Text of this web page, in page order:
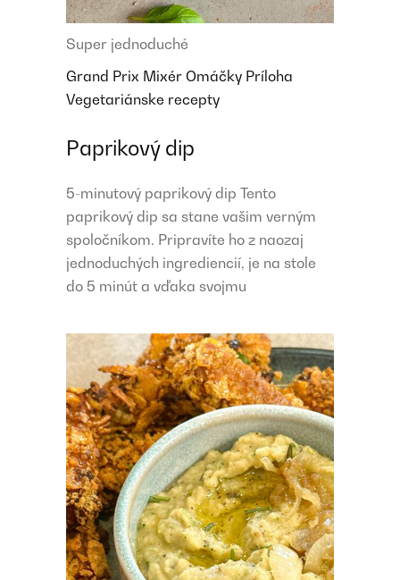
Super jednoduché
Grand Prix Mixér Omáčky Príloha
Vegetariánske recepty
Paprikový dip
5-minutový paprikový dip Tento
paprikový dip sa stane vašim verným
spoločníkom. Pripravíte ho z naozaj
jednoduchých ingrediencií, je na stole
do 5 minút a vďaka svojmu